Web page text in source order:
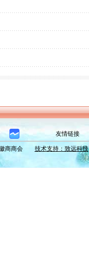
友情链接
徽商商会 技术支持：致远科技